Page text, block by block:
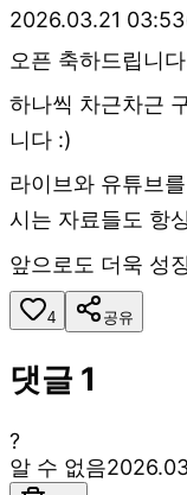
2026.03.21 03:53
오픈 축하드립니
하나씩 차근차근
니다 :)
라이브와 유튜브
시는 자료들도 항
앞으로도 더욱 성
4 공유
댓글 1
?
알 수 없음